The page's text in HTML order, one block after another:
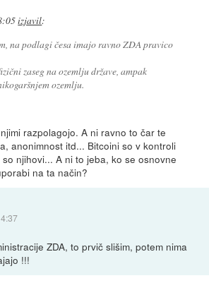
izjavil:
na podlagi česa imajo ravno ZDA pravico
zaseg na ozemlju države, ampak
ozemlju.
razpolagojo. A ni ravno to čar te
anonimnost itd... Bitcoini so v kontroli
njihovi... A ni to jeba, ko se osnovne
na ta način?
ZDA, to prvič slišim, potem nima
!!!